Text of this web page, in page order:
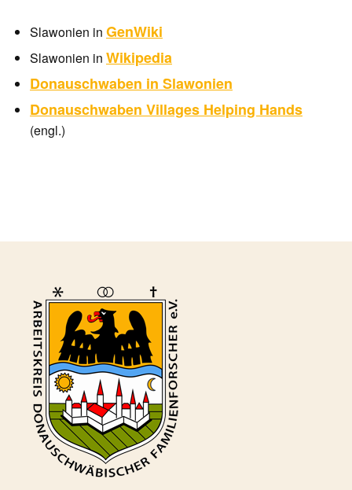
Slawonien in GenWiki
Slawonien in Wikipedia
Donauschwaben in Slawonien
Donauschwaben Villages Helping Hands
(engl.)